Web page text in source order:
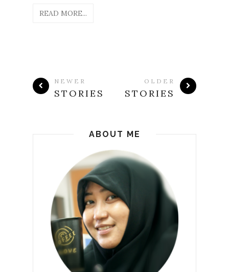
READ MORE...
NEWER
STORIES
OLDER
STORIES
ABOUT ME